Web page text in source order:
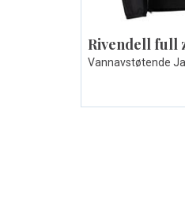
Rivendell full
Vannavstøtende